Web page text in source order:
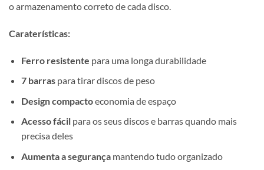
o armazenamento correto de cada disco.
Caraterísticas:
Ferro resistente para uma longa durabilidade
7 barraspara tirar discos de peso
Design compactoeconomia de espaço
Acesso fácilpara os seus discos e barras quando mais
precisa deles
Aumenta a segurançamantendo tudo organizado